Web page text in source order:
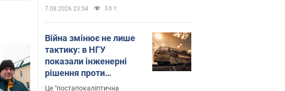
7.08.2026 23:54 3,6 т.
Війна змінює не лише
тактику: в НГУ
показали інженерні
рішення проти
російських FPV-дронів.
Це "постапокаліптична